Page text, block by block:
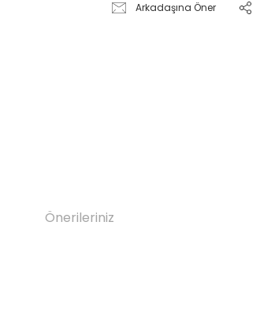
Arkadaşına Öner
Önerileriniz